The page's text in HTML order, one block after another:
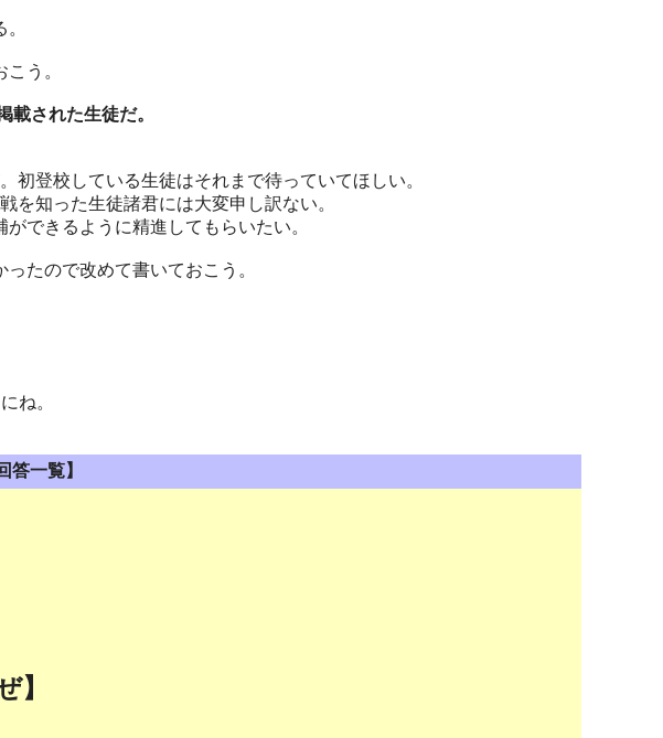
う。
載された生徒だ。
登校している生徒はそれまで待っていてほしい。
知った生徒諸君には大変申し訳ない。
できるように精進してもらいたい。
たので改めて書いておこう。
ね。
答一覧】
】